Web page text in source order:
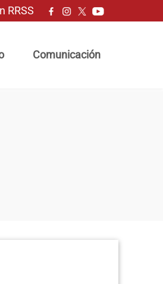
RRSS
Comunicación